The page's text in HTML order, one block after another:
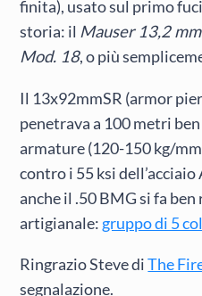
finita), usato sul primo
storia: il Mauser 13,2
Mod. 18, o più
Il 13x92mmSR (armor
penetrava a 100 metri
armature (120-150 kg/
contro i 55 ksi
anche il .50 BMG si fa
artigianale: gruppo di 5
Ringrazio Steve diThe
segnalazione.